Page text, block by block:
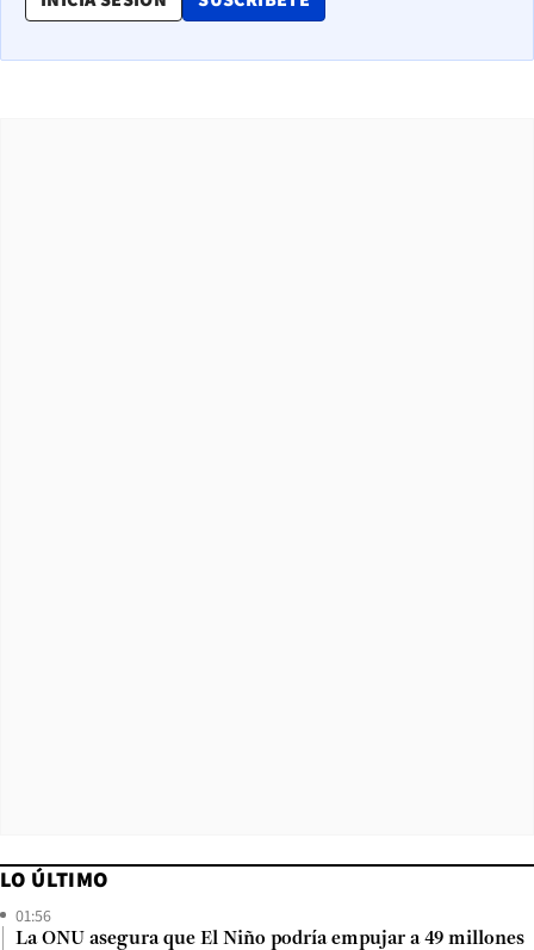
LO ÚLTIMO
01:56
La ONU asegura que El Niño podría empujar a 49 millones